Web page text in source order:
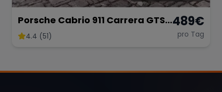
Bugatti Lotus Maserati
Porsche Cabrio 911 Carrera GTS
mieten
4.4 (51)
489€
pro Tag